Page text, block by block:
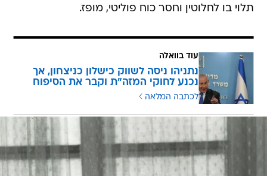
תלוי בו לחלוטין וחסר כוח פוליטי, מופז.
עוד בוואלה
נתניהו ניסה לשווק כישלון כניצחון, אך
נכנע לחוקי המזה"ת וקבר את הסיפוח
לכתבה המלאה